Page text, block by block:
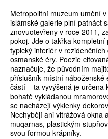
Metropolitní muzeum umění
islámské galerie plní patnáct
znovuotevřeny v roce 2011,
pokoj. Jde o takřka
typický interiér v
osmanské éry. Poezie
naznačuje, že původním
příslušník místní náboženské
částí – ta vyvýšená je
bohatě vykládanou
se nacházejí výklenky
Nechybějí ani vitrážová okna
muqarnas, plastickým
svou formou krápníky.